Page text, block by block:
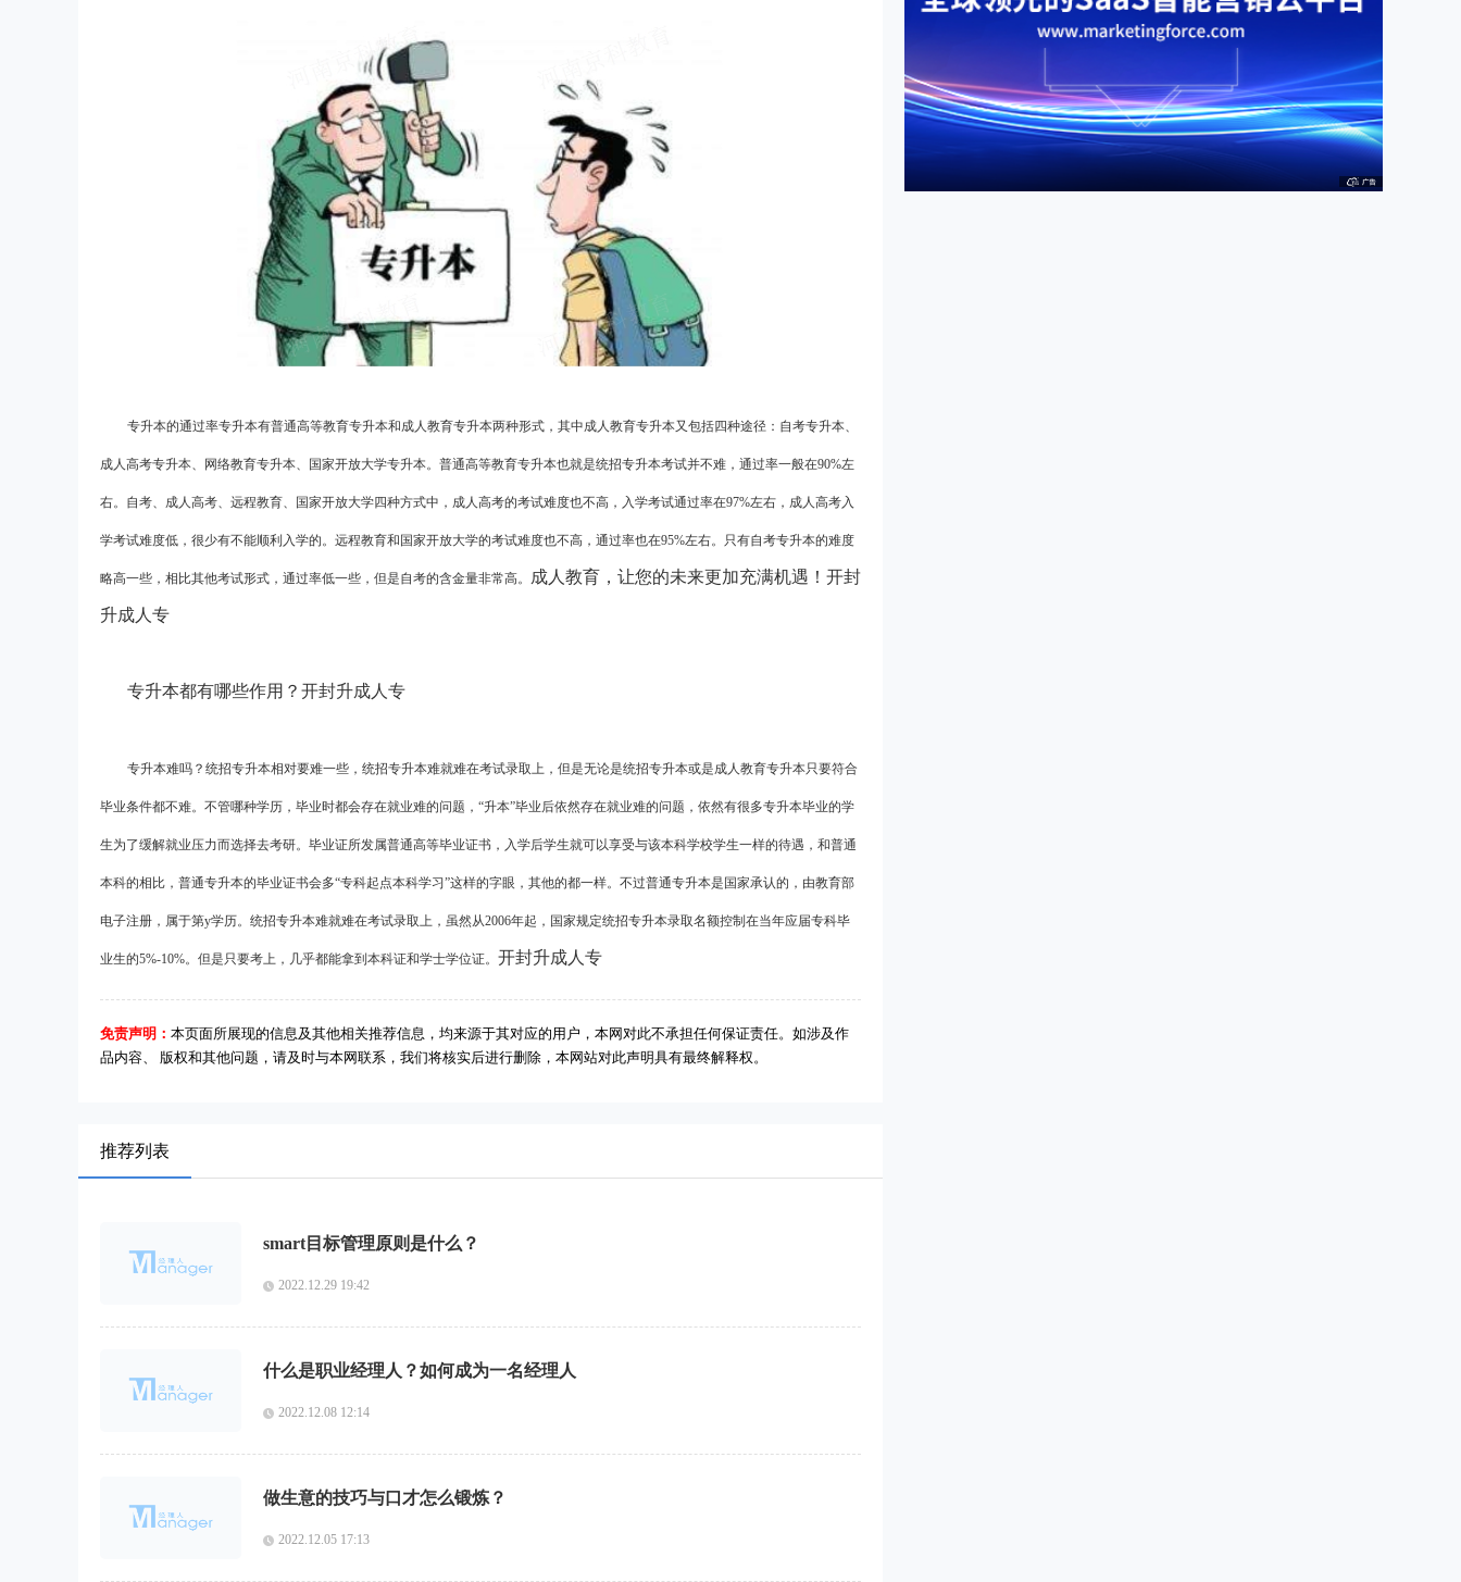
专升本的通过率专升本有普通高等教育专升本和成人教育专升本两种形式，其中成人教育专升本又包括四种途径：自考专升本、
成人高考专升本、网络教育专升本、国家开放大学专升本。普通高等教育专升本也就是统招专升本考试并不难，通过率一般在90%左
右。自考、成人高考、远程教育、国家开放大学四种方式中，成人高考的考试难度也不高，入学考试通过率在97%左右，成人高考入
学考试难度低，很少有不能顺利入学的。远程教育和国家开放大学的考试难度也不高，通过率也在95%左右。只有自考专升本的难度
略高一些，相比其他考试形式，通过率低一些，但是自考的含金量非常高。 成人教育，让您的未来更加充满机遇！开封
升成人专
专升本都有哪些作用？开封升成人专
专升本难吗？统招专升本相对要难一些，统招专升本难就难在考试录取上，但是无论是统招专升本或是成人教育专升本只要符合
毕业条件都不难。不管哪种学历，毕业时都会存在就业难的问题，“升本”毕业后依然存在就业难的问题，依然有很多专升本毕业的学
生为了缓解就业压力而选择去考研。毕业证所发属普通高等毕业证书，入学后学生就可以享受与该本科学校学生一样的待遇，和普通
本科的相比，普通专升本的毕业证书会多“专科起点本科学习”这样的字眼，其他的都一样。不过普通专升本是国家承认的，由教育部
电子注册，属于第y学历。统招专升本难就难在考试录取上，虽然从2006年起，国家规定统招专升本录取名额控制在当年应届专科毕
业生的5%-10%。但是只要考上，几乎都能拿到本科证和学士学位证。 开封升成人专
免责声明： 本页面所展现的信息及其他相关推荐信息，均来源于其对应的用户，本网对此不承担任何保证责任。如涉及作
品内容、 版权和其他问题，请及时与本网联系，我们将核实后进行删除，本网站对此声明具有最终解释权。
推荐列表
smart目标管理原则是什么？
2022.12.29 19:42
什么是职业经理人？如何成为一名经理人
2022.12.08 12:14
做生意的技巧与口才怎么锻炼？
2022.12.05 17:13